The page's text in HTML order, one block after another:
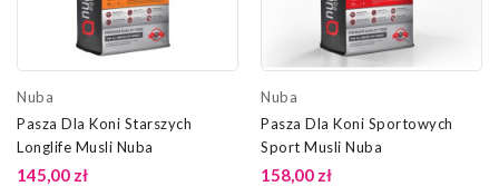
Nuba
Pasza Dla Koni Starszych
Longlife Musli Nuba
145,00 zł
Nuba
Pasza Dla Koni Sportowych
Sport Musli Nuba
158,00 zł